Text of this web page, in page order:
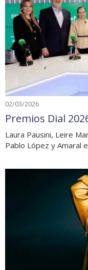
02/03/2026
Premios Dial
Laura Pausini, Leire
Pablo López y Amaral